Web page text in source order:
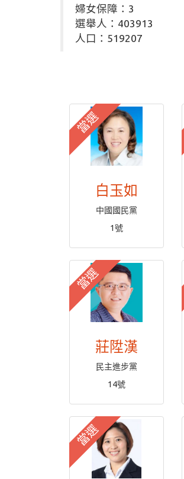
婦女保障：3
選舉人：403913
人口：519207
當選
白玉如
中國國民黨
1號
當選
莊陞漢
民主進步黨
14號
當選